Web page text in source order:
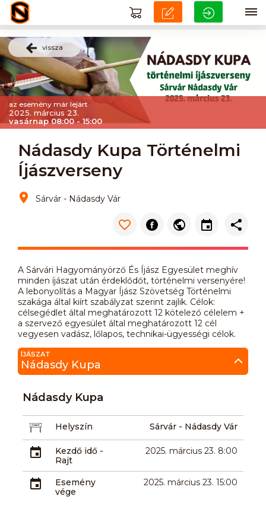
vissza
az esemény már lejárt
2025. március 23.
vasárnap 08:00 - 15:00
Nádasdy Kupa Történelmi
Íjászverseny
Sárvár - Nádasdy Vár
A Sárvári Hagyományörző És Íjász Egyesület meghív
minden íjászat után érdeklődőt, történelmi versenyére!
A lebonyolítás a Magyar Íjász Szövetség Történelmi
szakága által kiírt szabályzat szerint zajlik. Célok:
célsegédlet által meghatározott 12 kötelező célelem +
a szervező egyesület által meghatározott 12 cél
vegyesen vadász, lőlapos, technikai-ügyességi célok.
ÍJÁSZAT
Nádasdy Kupa
Nádasdy Kupa
Helyszín Sárvár - Nádasdy Vár
Kezdő idő -
Rajt
2025. március 23. 8:00
Esemény
vége
2025. március 23. 15:00